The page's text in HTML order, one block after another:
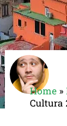
Home »
Cultura